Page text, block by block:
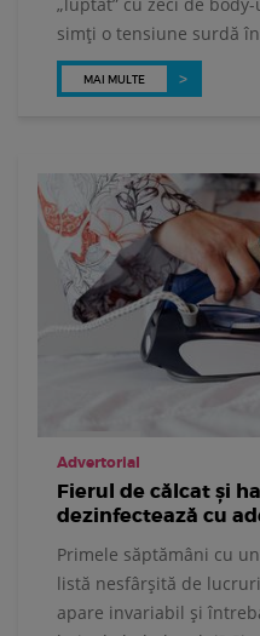
simți o tensiune surdă
MAI MULTE
Advertorial
Fierul de călcat și
dezinfectează cu
Primele săptămâni cu
listă nesfârșită de
apare invariabil și